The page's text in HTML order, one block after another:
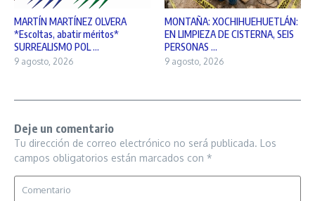
MARTÍN MARTÍNEZ OLVERA
*Escoltas, abatir méritos*
SURREALISMO POL ...
9 agosto, 2026
MONTAÑA: XOCHIHUEHUETLÁN:
EN LIMPIEZA DE CISTERNA, SEIS
PERSONAS ...
9 agosto, 2026
Deje un comentario
Tu dirección de correo electrónico no será publicada. Los
campos obligatorios están marcados con *